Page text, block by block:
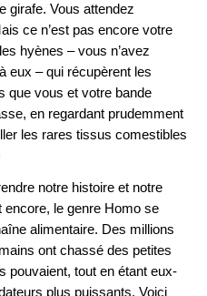
girafe. Vous attendez
ce n’est pas encore votre
hyènes – vous n’avez
eux – qui récupèrent les
que vous et votre bande
en regardant prudemment
les rares tissus comestibles
notre histoire et notre
encore, le genre Homo se
alimentaire. Des millions
ont chassé des petites
pouvaient, tout en étant eux-
plus puissants. Voici